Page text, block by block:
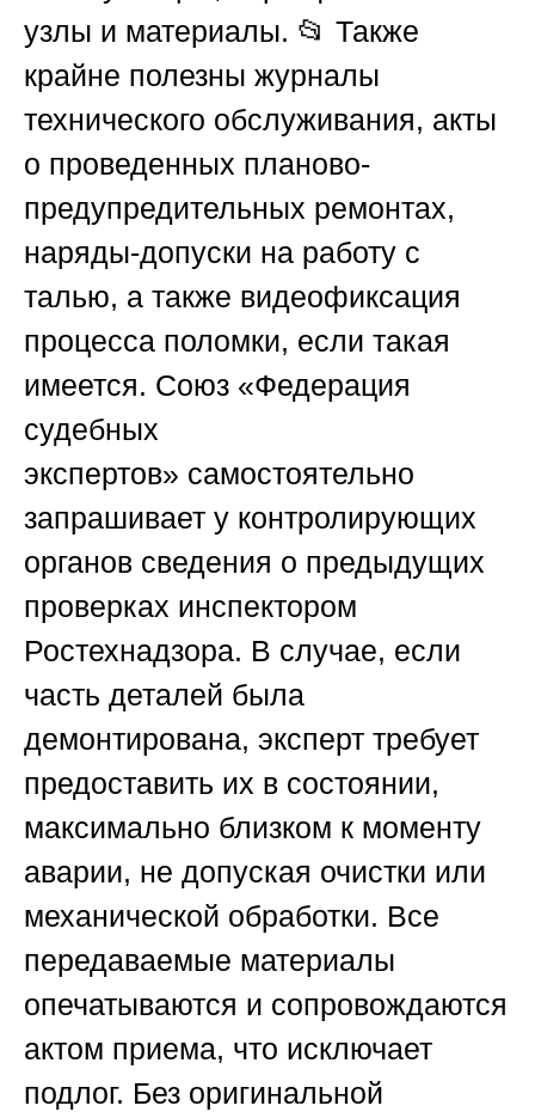
узлы и материалы. 📂 Также
крайне полезны журналы
технического обслуживания, акты
о проведенных планово-
предупредительных ремонтах,
наряды-допуски на работу с
талью, а также видеофиксация
процесса поломки, если такая
имеется. Союз «Федерация
судебных
экспертов» самостоятельно
запрашивает у контролирующих
органов сведения о предыдущих
проверках инспектором
Ростехнадзора. В случае, если
часть деталей была
демонтирована, эксперт требует
предоставить их в состоянии,
максимально близком к моменту
аварии, не допуская очистки или
механической обработки. Все
передаваемые материалы
опечатываются и сопровождаются
актом приема, что исключает
подлог. Без оригинальной